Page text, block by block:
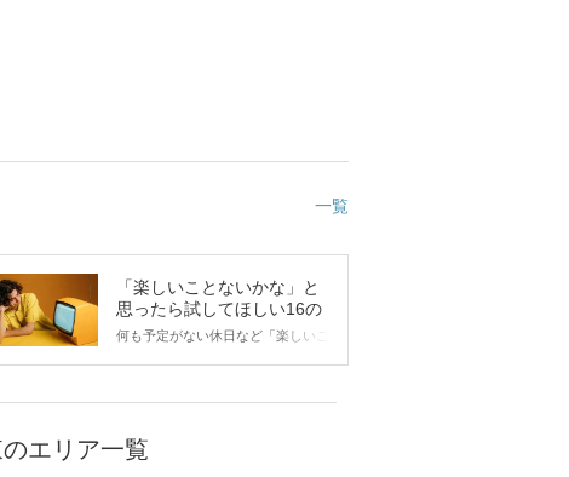
一覧
「楽しいことないかな」と
思ったら試してほしい16の
こと
何も予定がない休日など「楽しいこ
になれる対処法から、恋愛・自分磨
き・趣味などジャンル別の楽しいこ
エリア一覧